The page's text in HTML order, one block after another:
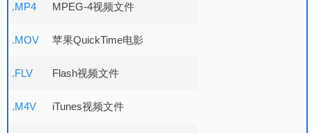
.MP4 MPEG-4视频文件
.MOV 苹果QuickTime电影
.FLV Flash视频文件
.M4V iTunes视频文件